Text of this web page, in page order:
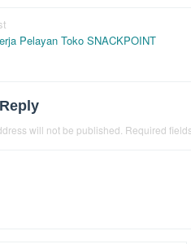
Pelayan Toko SNACKPOINT
will not be published. Required